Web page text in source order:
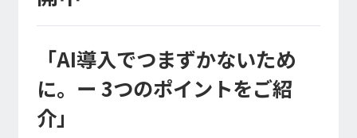
「AI導入でつまずかないため
に。ー 3つのポイントをご紹
介」